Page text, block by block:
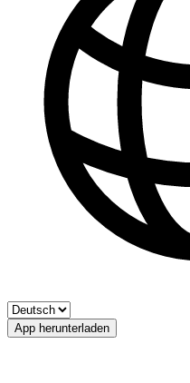
App herunterladen